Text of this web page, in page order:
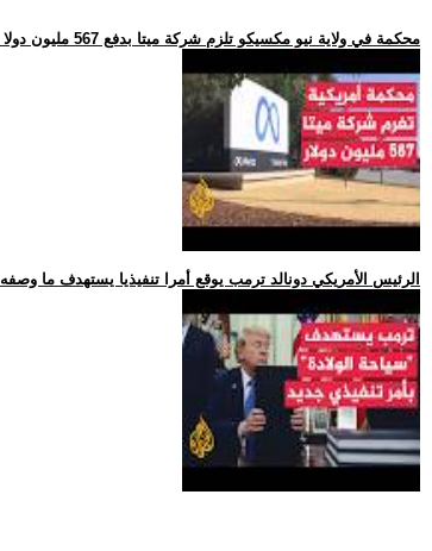
.. محكمة في ولاية نيو مكسيكو تلزم شركة ميتا بدفع 567 مليون دولا
.. الرئيس الأمريكي دونالد ترمب يوقع أمرا تنفيذيا يستهدف ما وصفه